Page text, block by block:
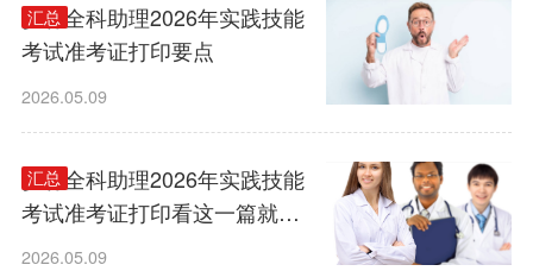
汇总
乡村全科助理2026年实践技能
考试准考证打印要点
2026.05.09
汇总
乡村全科助理2026年实践技能
考试准考证打印看这一篇就够
了
2026.05.09